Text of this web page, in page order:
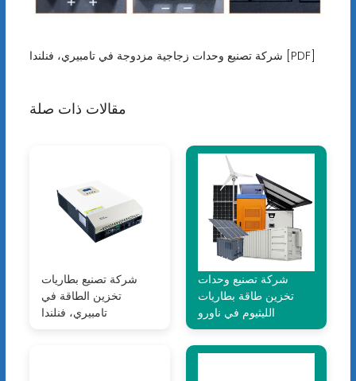
شركة تصنيع وحدات زجاجية مزدوجة في تامبيري، فنلندا [PDF]
مقالات ذات صلة
شركة تصنيع بطاريات
تخزين الطاقة في
تامبيري، فنلندا
شركة تصنيع وحدات
تخزين طاقة بطاريات
الليثيوم في ناورو